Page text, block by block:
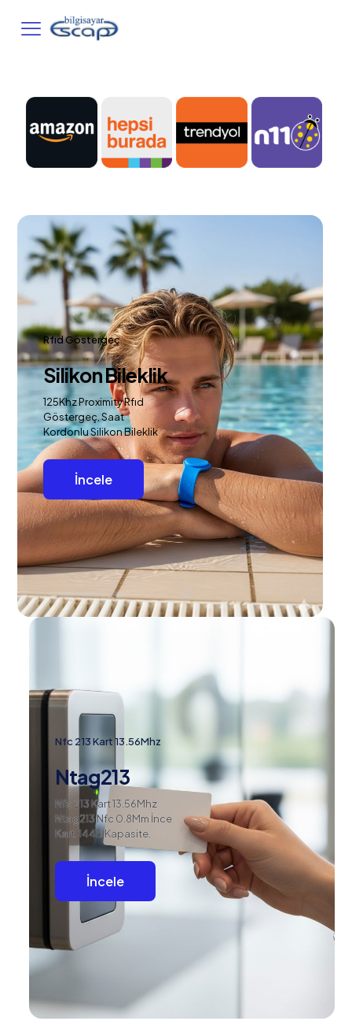
Rfıd Göstergeç
Silikon Bileklik
125Khz Proximity Rfıd
Göstergeç, Saat
Kordonlu Silikon Bileklik
İncele
Nfc 213 Kart 13.56Mhz
Ntag213
Nfc 213 Kart 13.56Mhz
Ntag213 Nfc 0.8Mm İnce
Kart. 144B Kapasite.
İncele